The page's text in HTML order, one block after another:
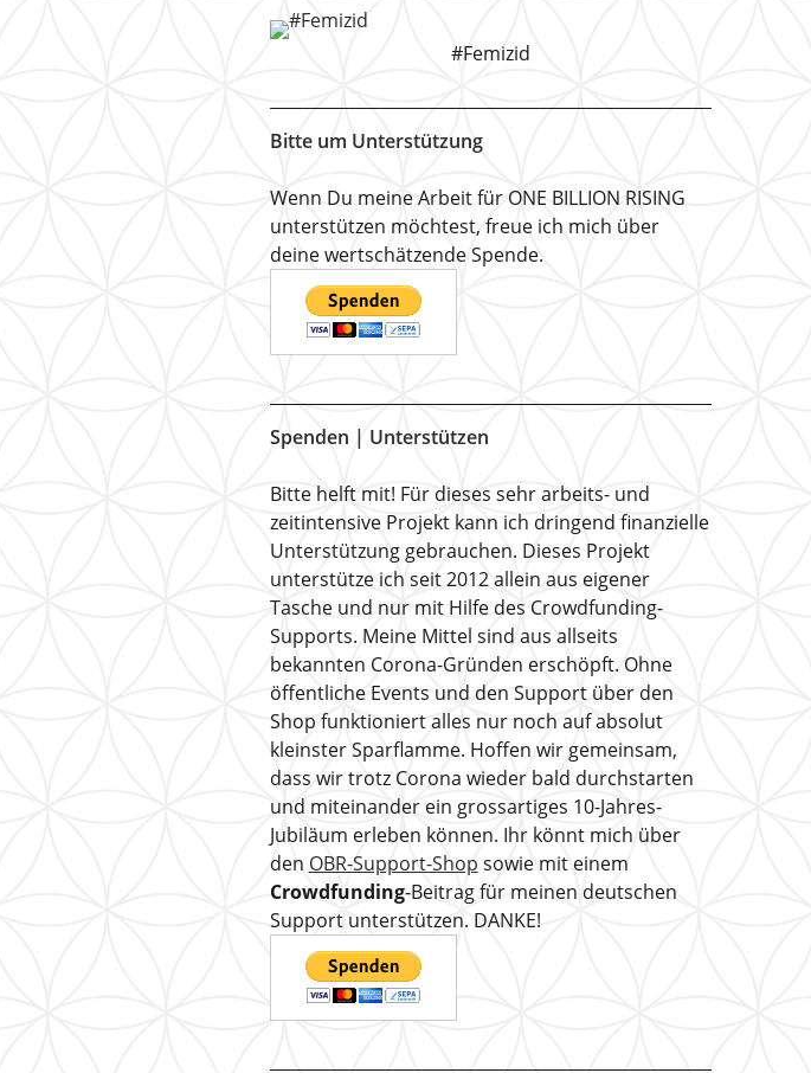
#Femizid
Bitte um Unterstützung
Wenn Du meine Arbeit für ONE BILLION RISING
unterstützen möchtest, freue ich mich über
deine wertschätzende Spende.
Spenden | Unterstützen
Bitte helft mit! Für dieses sehr arbeits- und
zeitintensive Projekt kann ich dringend finanzielle
Unterstützung gebrauchen. Dieses Projekt
unterstütze ich seit 2012 allein aus eigener
Tasche und nur mit Hilfe des Crowdfunding-
Supports. Meine Mittel sind aus allseits
bekannten Corona-Gründen erschöpft. Ohne
öffentliche Events und den Support über den
Shop funktioniert alles nur noch auf absolut
kleinster Sparflamme. Hoffen wir gemeinsam,
dass wir trotz Corona wieder bald durchstarten
und miteinander ein grossartiges 10-Jahres-
Jubiläum erleben können. Ihr könnt mich über
den OBR-Support-Shop sowie mit einem
Crowdfunding-Beitrag für meinen deutschen
Support unterstützen. DANKE!